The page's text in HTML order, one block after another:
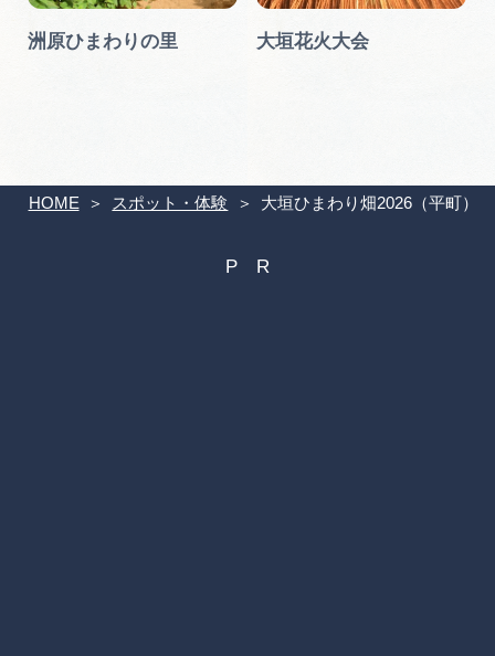
HOME スポット・体験 大垣ひまわり畑2026（平町）
洲原ひまわりの里 大垣花火大会